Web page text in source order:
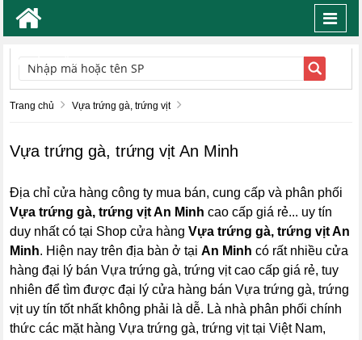
TÌM KIẾM
Trang chủ Vựa trứng gà, trứng vịt
Vựa trứng gà, trứng vịt An Minh
Địa chỉ cửa hàng công ty mua bán, cung cấp và phân phối
Vựa trứng gà, trứng vịt An Minh cao cấp giá rẻ... uy tín
duy nhất có tại Shop cửa hàngVựa trứng gà, trứng vịt An
Minh. Hiện nay trên địa bàn ở tạiAn Minh có rất nhiều cửa
hàng đại lý bán Vựa trứng gà, trứng vịt cao cấp giá rẻ, tuy
nhiên để tìm được đại lý cửa hàng bán Vựa trứng gà, trứng
vịt uy tín tốt nhất không phải là dễ. Là nhà phân phối chính
thức các mặt hàng Vựa trứng gà, trứng vịt tại Việt Nam,